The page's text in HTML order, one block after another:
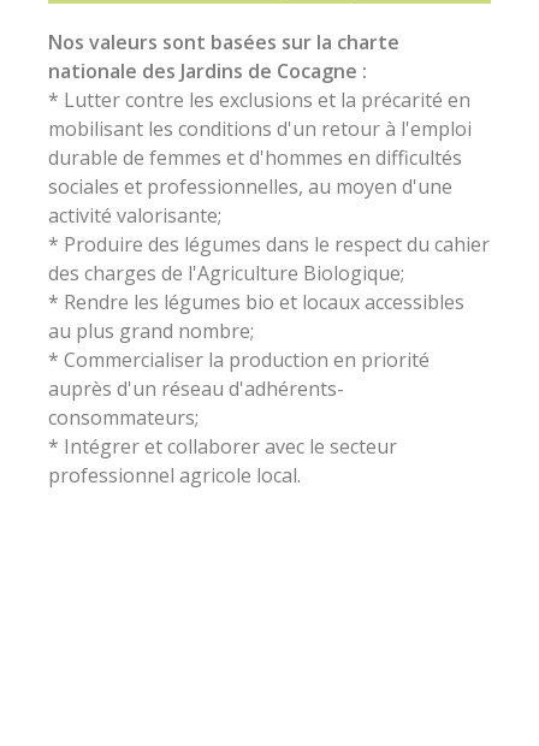
Nos valeurs sont basées sur la charte
nationale des Jardins de Cocagne :
* Lutter contre les exclusions et la précarité en
mobilisant les conditions d'un retour à l'emploi
durable de femmes et d'hommes en difficultés
sociales et professionnelles, au moyen d'une
activité valorisante;
* Produire des légumes dans le respect du cahier
des charges de l'Agriculture Biologique;
* Rendre les légumes bio et locaux accessibles
au plus grand nombre;
* Commercialiser la production en priorité
auprès d'un réseau d'adhérents-
consommateurs;
* Intégrer et collaborer avec le secteur
professionnel agricole local.